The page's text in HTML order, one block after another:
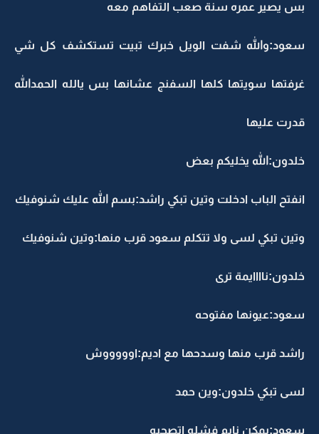
بس يصير عمره سنة صعب التفاهم معه
سعود:والله شفت الويل خبرك تبيت تستكشف كل شي
غرفتها سويتها كلها السفنج عشانها بس يالله الحمدالله
قدرت عليها
خلدون:الله يخليكم بعض
انفتح الباب ادخلت وتين تبكي راشد:بسم الله عليك شنوفيك
وتين تبكي لسى ولا تتكلم سعود قرب منها:وتين شنوفيك
خلدون:ناااايمة ترى
سعود:عيونها مفتوحه
راشد قرب منها وسدحها مع اديم:اوووووش
لسى تبكي خلدون:وين حمد
سعود:يمكن نايم فشله اتصحيه